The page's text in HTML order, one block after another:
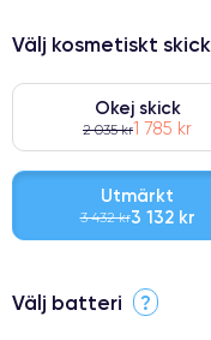
Välj kosmetiskt skick
Okej skick
2 035 kr1 785 kr
Utmärkt
3 432 kr3 132 kr
⭐ Premium
Välj batteri ?